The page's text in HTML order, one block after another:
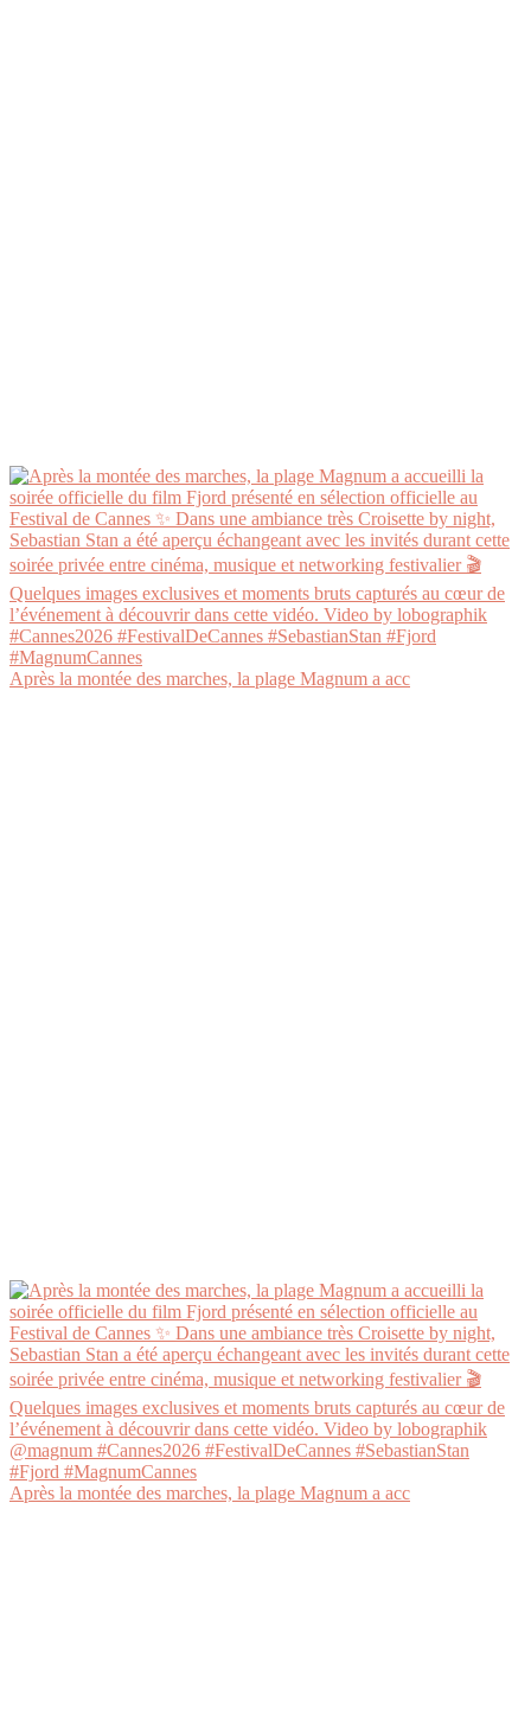
Après la montée des marches, la plage Magnum a acc
Après la montée des marches, la plage Magnum a acc